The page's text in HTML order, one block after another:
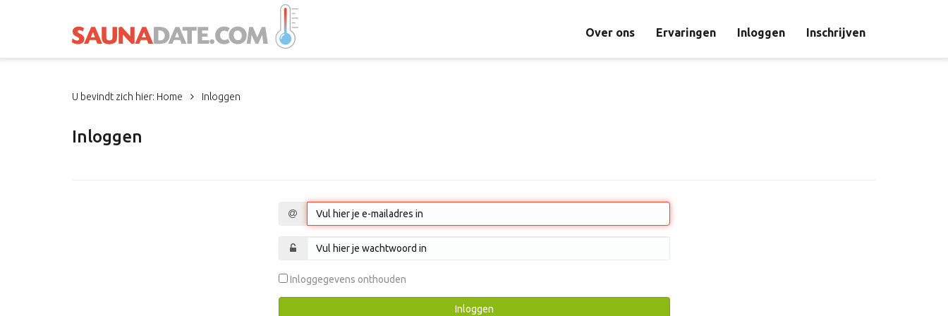
Over ons Ervaringen Inloggen Inschrijven
U bevindt zich hier: Home Inloggen
Inloggen
Inloggegevens onthouden
Inloggen